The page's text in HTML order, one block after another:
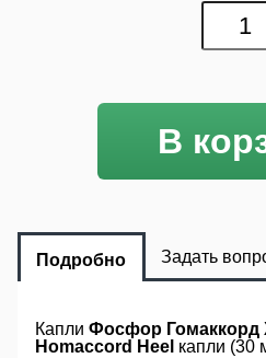
В
Подробно Задать
Капли Фосфор Гомаккорд
Homaccord Heel капли (30